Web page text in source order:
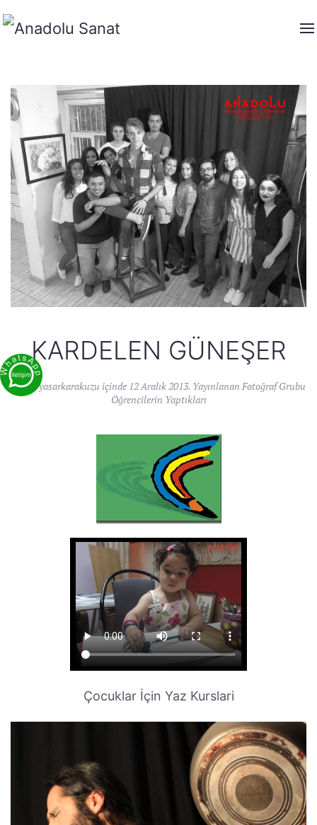
KARDELEN GÜNEŞER
Yazanyasarkarakuzu içinde 12 Aralık 2013. Yayınlanan Fotoğraf Grubu
Öğrencilerin Yaptıkları
Çocuklar İçin Yaz Kurslari